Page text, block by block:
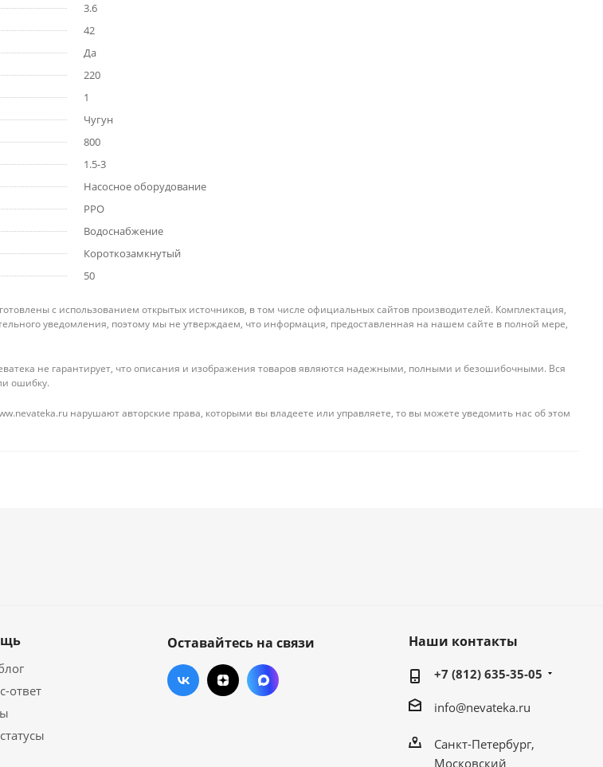
3.6
42
Да
220
1
Чугун
800
1.5-3
Насосное оборудование
PPO
Водоснабжение
Короткозамкнутый
50
с использованием открытых источников, в том числе официальных сайтов производителей. Комплектация,
уведомления, поэтому мы не утверждаем, что информация, предоставленная на нашем сайте в полной мере,
не гарантирует, что описания и изображения товаров являются надежными, полными и безошибочными. Вся
ошибку.
нарушают авторские права, которыми вы владеете или управляете, то вы можете уведомить нас об этом
ответ
Оставайтесь на связи Наши контакты
+7 (812) 635-35-05
info@nevateka.ru
Санкт-Петербург,
Московский